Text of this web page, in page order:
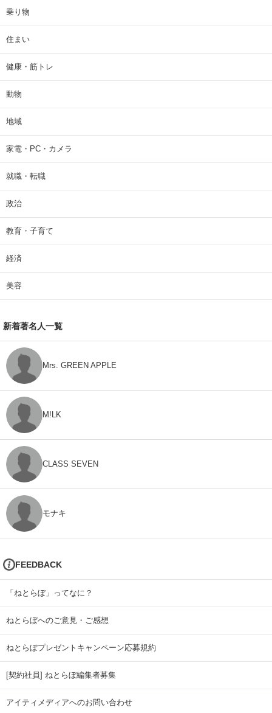
乗り物
住まい
健康・筋トレ
動物
地域
家電・PC・カメラ
就職・転職
政治
教育・子育て
経済
美容
新着著名人一覧
Mrs. GREEN APPLE
M!LK
CLASS SEVEN
モナキ
FEEDBACK
「ねとらぼ」ってなに？
ねとらぼへのご意見・ご感想
ねとらぼプレゼントキャンペーン応募規約
[契約社員] ねとらぼ編集者募集
アイティメディアへのお問い合わせ